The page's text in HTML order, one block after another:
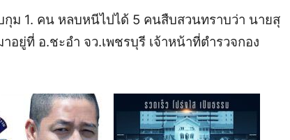
ม 1. คน หลบหนีไปได้ 5 คนสืบสวนทราบว่า นายสุ
ยู่ที่ อ.ชะอำ จว.เพชรบุรี เจ้าหน้าที่ตำรวจกอง